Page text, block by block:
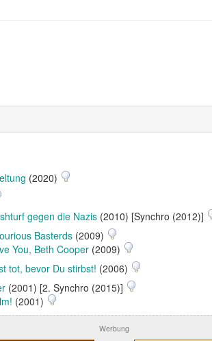
(2020)
gegen die Nazis (2010) [Synchro (2012)]
Basterds (2009)
You, Beth Cooper (2009)
tot, bevor Du stirbst! (2006)
(2001) [2. Synchro (2015)]
(2001)
Werbung